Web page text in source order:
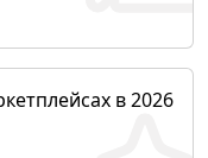
в 2026